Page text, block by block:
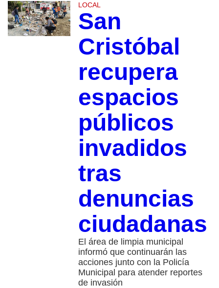
LOCAL
San
Cristóbal
recupera
espacios
públicos
invadidos
tras
denuncias
ciudadanas
El área de limpia municipal
informó que continuarán las
acciones junto con la Policía
Municipal para atender reportes
de invasión